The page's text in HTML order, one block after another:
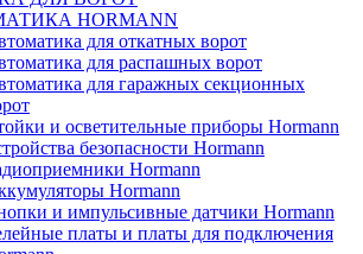
HORMANN
для откатных ворот
для распашных ворот
для гаражных секционных
и осветительные приборы Hormann
безопасности Hormann
Hormann
Hormann
и импульсивные датчики Hormann
платы и платы для подключения